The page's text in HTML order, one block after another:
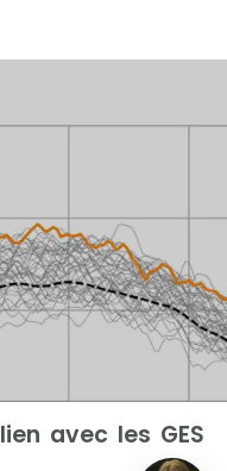
avec les GES